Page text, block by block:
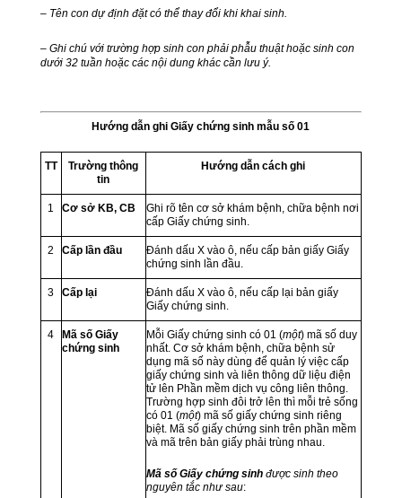
– Tên con dự định đặt có thể thay đổi khi khai sinh.
– Ghi chú với trường hợp sinh con phải phẫu thuật hoặc sinh con
dưới 32 tuần hoặc các nội dung khác cần lưu ý.
Hướng dẫn ghi Giấy chứng sinh mẫu số 01
TT
Trường thông
tin
Hướng dẫn cách ghi
1 Cơ sở KB, CB
Ghi rõ tên cơ sở khám bệnh, chữa bệnh nơi
cấp Giấy chứng sinh.
2 Cấp lần đầu
Đánh dấu X vào ô, nếu cấp bản giấy Giấy
chứng sinh lần đầu.
3 Cấp lại
Đánh dấu X vào ô, nếu cấp lại bản giấy
Giấy chứng sinh.
4
Mã số Giấy
chứng sinh
Mỗi Giấy chứng sinh có 01 (một) mã số duy
nhất. Cơ sở khám bệnh, chữa bệnh sử
dụng mã số này dùng để quản lý việc cấp
giấy chứng sinh và liên thông dữ liệu điện
tử lên Phần mềm dịch vụ công liên thông.
Trường hợp sinh đôi trở lên thì mỗi trẻ sống
có 01 (một) mã số giấy chứng sinh riêng
biệt. Mã số giấy chứng sinh trên phần mềm
và mã trên bản giấy phải trùng nhau.
Mã số Giấy chứng sinh được sinh theo
nguyên tắc như sau: